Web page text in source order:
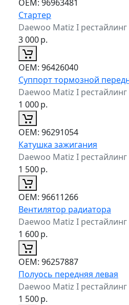
ОЕМ: 96963481
Стартер
Daewoo Matiz I
3 000р.
ОЕМ: 96426040
Суппорт тормозной
Daewoo Matiz I
1 000р.
ОЕМ: 96291054
Катушка зажигания
Daewoo Matiz I
1 500р.
ОЕМ: 96611266
Вентилятор радиатора
Daewoo Matiz I
1 600р.
ОЕМ: 96257887
Полуось передняя левая
Daewoo Matiz I
1 500р.